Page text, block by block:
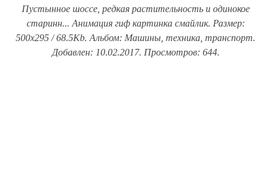
Пустынное шоссе, редкая растительность и одинокое
старинн... Анимация гиф картинка смайлик. Размер:
500x295 / 68.5Kb. Альбом: Машины, техника, транспорт.
Добавлен: 10.02.2017. Просмотров: 644.